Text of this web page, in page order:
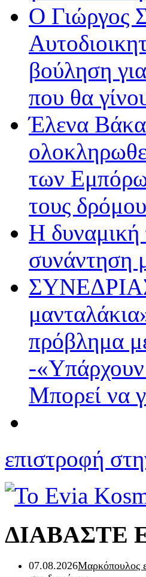
Ο Γιώργος
βούληση
που θα
Έλενα
των
τους
Η
πρόβλημα
-«Υπάρχουν
Μπορεί να
επιστροφή
ΔΙΑΒΑΣΤΕ
07.08.2026Μαρκόπουλος